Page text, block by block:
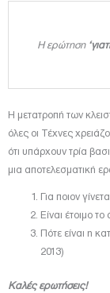
Η ερώτηση
Η μετατροπή των
όλες οι Τέχνες
ότι υπάρχουν τρία
μια αποτελεσματική
Για ποιον
Είναι έτοιμο
Πότε είναι η
2013)
Καλές ερωτήσεις!